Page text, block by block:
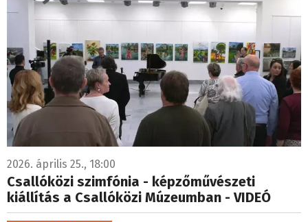
2026. április 25., 18:00
Csallóközi szimfónia - képzőművészeti
kiállítás a Csallóközi Múzeumban - VIDEÓ